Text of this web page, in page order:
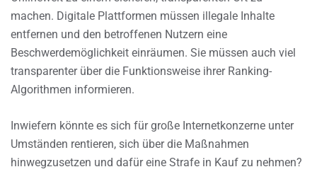
machen. Digitale Plattformen müssen illegale Inhalte
entfernen und den betroffenen Nutzern eine
Beschwerdemöglichkeit einräumen. Sie müssen auch viel
transparenter über die Funktionsweise ihrer Ranking-
Algorithmen informieren.
Inwiefern könnte es sich für große Internetkonzerne unter
Umständen rentieren, sich über die Maßnahmen
hinwegzusetzen und dafür eine Strafe in Kauf zu nehmen?